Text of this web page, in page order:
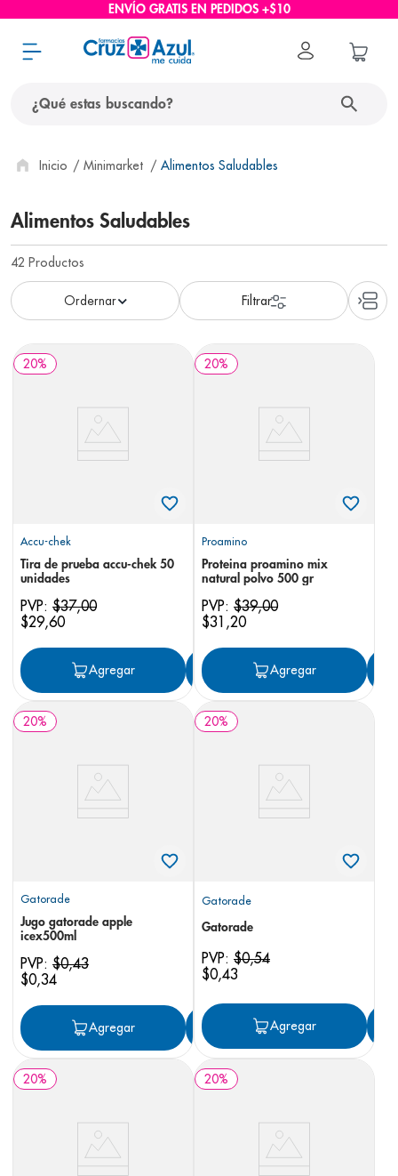
ENVÍO GRATIS EN PEDIDOS +$10
Minimarket Alimentos Saludables
Alimentos Saludables
42 Productos
20%
Accu-chek
Tira de prueba accu-chek 50
unidades
PVP: $37,00
$29,60
Agregar Agregar
20%
Proamino
Proteina proamino mix
natural polvo 500 gr
PVP: $39,00
$31 ,20
Agregar
20%
Gatorade
Jugo gatorade apple
icex500ml
PVP: $0,43
$0,34
Agregar Agregar
20%
Gatorade
Gatorade
PVP: $0,54
$0,43
Agregar
20% 20%
términos más buscados
2. pañales
3. eucerin
cerave
5. nivea
6.
desodorante